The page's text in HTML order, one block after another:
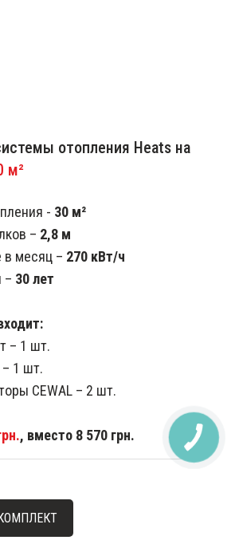
отопления Heats на
м²
- 30 м²
– 2,8 м
в месяц – 270 кВт/ч
– 30 лет
– 1 шт.
1 шт.
CEWAL – 2 шт.
, вместо 8 570 грн.